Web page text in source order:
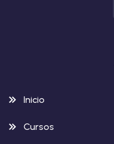
Inicio
Cursos